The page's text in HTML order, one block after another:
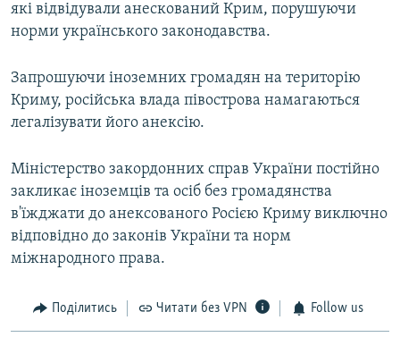
які відвідували анескований Крим, порушуючи
норми українського законодавства.
Запрошуючи іноземних громадян на територію
Криму, російська влада півострова намагаються
легалізувати його анексію.
Міністерство закордонних справ України постійно
закликає іноземців та осіб без громадянства
в'їжджати до анексованого Росією Криму виключно
відповідно до законів України та норм
міжнародного права.
Поділитись Читати без VPN Follow us